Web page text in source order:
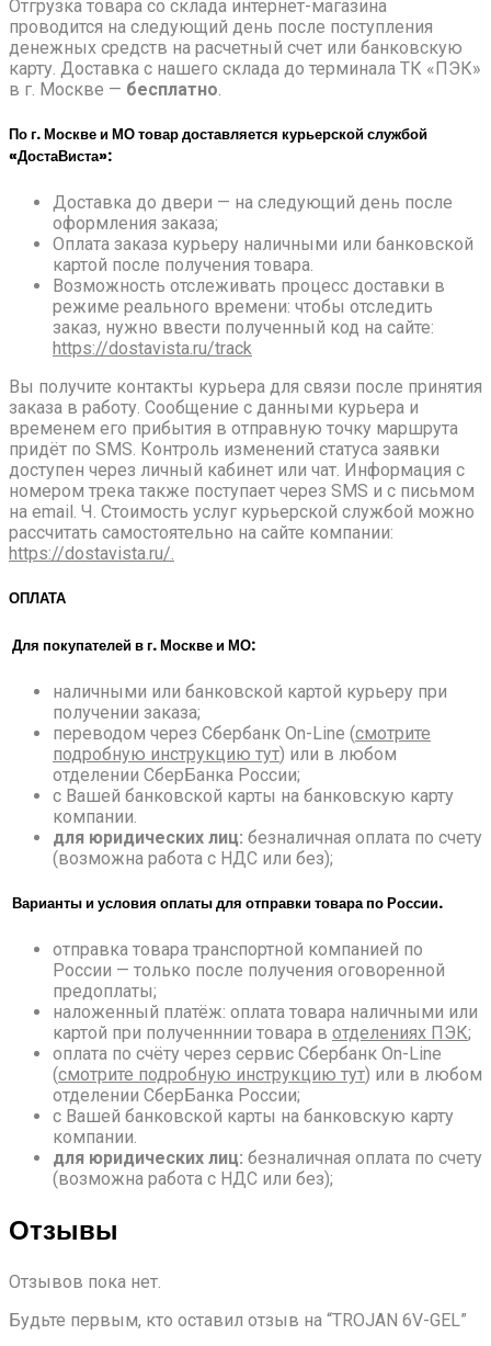
Отгрузка товара со склада интернет-магазина
проводится на следующий день после поступления
денежных средств на расчетный счет или банковскую
карту. Доставка с нашего склада до терминала ТК «ПЭК»
в г. Москве — бесплатно.
По г. Москве и МО товар доставляется курьерской службой
«ДостаВиста»:
Доставка до двери — на следующий день после
оформления заказа;
Оплата заказа курьеру наличными или банковской
картой после получения товара.
Возможность отслеживать процесс доставки в
режиме реального времени: чтобы отследить
заказ, нужно ввести полученный код на сайте:
https://dostavista.ru/track
Вы получите контакты курьера для связи после принятия
заказа в работу. Сообщение с данными курьера и
временем его прибытия в отправную точку маршрута
придёт по SMS. Контроль изменений статуса заявки
доступен через личный кабинет или чат. Информация с
номером трека также поступает через SMS и с письмом
на email. Ч. Стоимость услуг курьерской службой можно
рассчитать самостоятельно на сайте компании:
https://dostavista.ru/.
ОПЛАТА
Для покупателей в г. Москве и МО:
наличными или банковской картой курьеру при
получении заказа;
переводом через Сбербанк On-Line (смотрите
подробную инструкцию тут) или в любом
отделении СберБанка России;
с Вашей банковской карты на банковскую карту
компании.
для юридических лиц: безналичная оплата по счету
(возможна работа с НДС или без);
Варианты и условия оплаты для отправки товара по России.
отправка товара транспортной компанией по
России — только после получения оговоренной
предоплаты;
наложенный платёж: оплата товара наличными или
картой при полученннии товара в отделениях ПЭК;
оплата по счёту через сервис Сбербанк On-Line
(смотрите подробную инструкцию тут) или в любом
отделении СберБанка России;
с Вашей банковской карты на банковскую карту
компании.
для юридических лиц: безналичная оплата по счету
(возможна работа с НДС или без);
Отзывы
Отзывов пока нет.
Будьте первым, кто оставил отзыв на “TROJAN 6V-GEL”